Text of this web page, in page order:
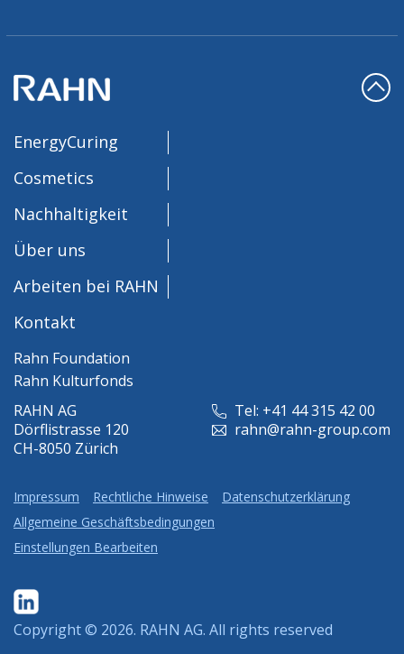
RAHN AG
Dörflistrasse 120
CH-8050 Zürich
Tel: +41 44 315 42 00
rahn@rahn-group.com
EnergyCuring
Cosmetics
Nachhaltigkeit
Über uns
Arbeiten bei RAHN
Kontakt
Rahn Foundation
Rahn Kulturfonds
Impressum Rechtliche Hinweise
Datenschutzerklärung
Allgemeine Geschäftsbedingungen
Einstellungen Bearbeiten
Copyright © 2026. RAHN AG. All rights reserved